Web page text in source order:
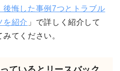
後悔した事例7つとトラブル
を紹介 」で詳しく紹介して
てください。